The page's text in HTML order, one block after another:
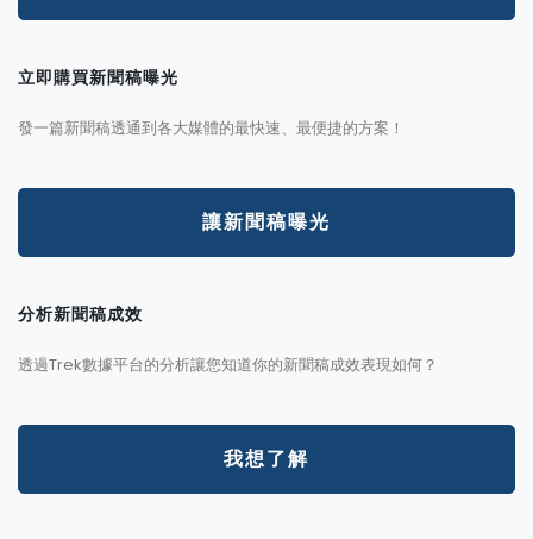
立即購買新聞稿曝光
發一篇新聞稿透通到各大媒體的最快速、最便捷的方案！
讓新聞稿曝光
分析新聞稿成效
透過Trek數據平台的分析讓您知道你的新聞稿成效表現如何？
我想了解